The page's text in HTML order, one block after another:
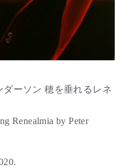
ーソン 穂を垂れるレネ
Renealmia by Peter